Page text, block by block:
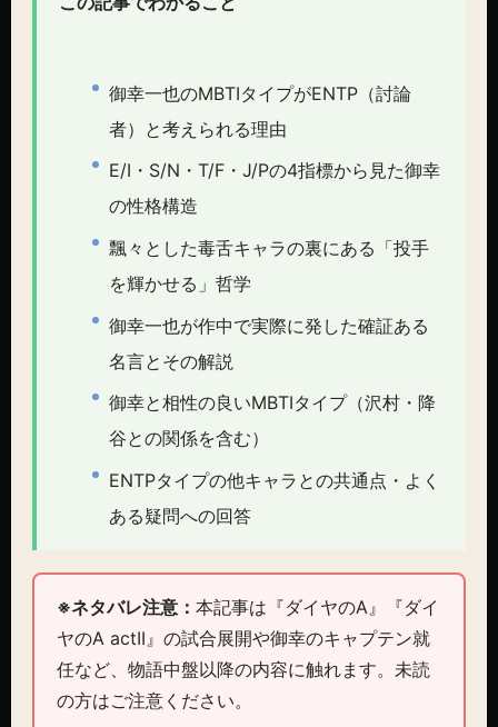
御幸一也のMBTIタイプがENTP（討論
者）と考えられる理由
E/I・S/N・T/F・J/Pの4指標から見た御幸
の性格構造
飄々とした毒舌キャラの裏にある「投手
を輝かせる」哲学
御幸一也が作中で実際に発した確証ある
名言とその解説
御幸と相性の良いMBTIタイプ（沢村・降
谷との関係を含む）
ENTPタイプの他キャラとの共通点・よく
ある疑問への回答
※ネタバレ注意： 本記事は『ダイヤのA』『ダイ
ヤのA actII』の試合展開や御幸のキャプテン就
任など、物語中盤以降の内容に触れます。未読
の方はご注意ください。